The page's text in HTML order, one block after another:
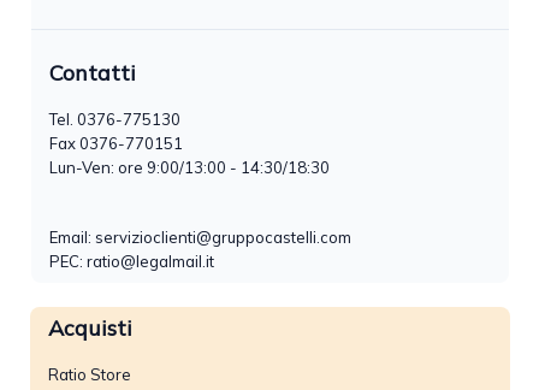
Contatti
Tel. 0376-775130
Fax 0376-770151
Lun-Ven: ore 9:00/13:00 - 14:30/18:30
Email: servizioclienti@gruppocastelli.com
PEC: ratio@legalmail.it
Acquisti
Ratio Store